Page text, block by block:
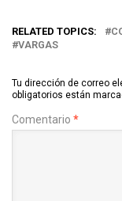
RELATED TOPICS:
VARGAS
Tu dirección de correo
obligatorios están
Comentario *